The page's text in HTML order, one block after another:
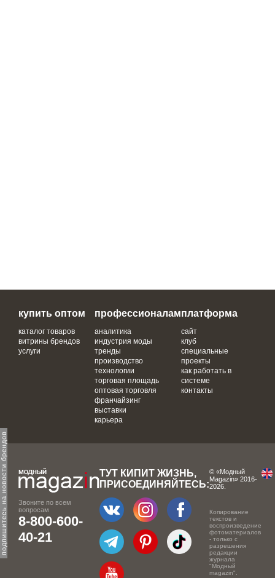
подпишитесь на новости брендов
купить оптом
каталог товаров
витрины брендов
услуги
профессионалам
аналитика
индустрия моды
тренды
производство
технологии
торговая площадь
оптовая торговля
франчайзинг
выставки
карьера
платформа
сайт
клуб
специальные
проекты
как работать в
системе
контакты
Звоните по всем
вопросам
8-800-600-
40-21
ТУТ КИПИТ ЖИЗНЬ,
ПРИСОЕДИНЯЙТЕСЬ:
© «Модный
Magazin» 2016-
2026.
Копирование
текстов и
воспроизведение
фотоматериалов
- только с
разрешения
редакции
журнала
"Модный
magazin".